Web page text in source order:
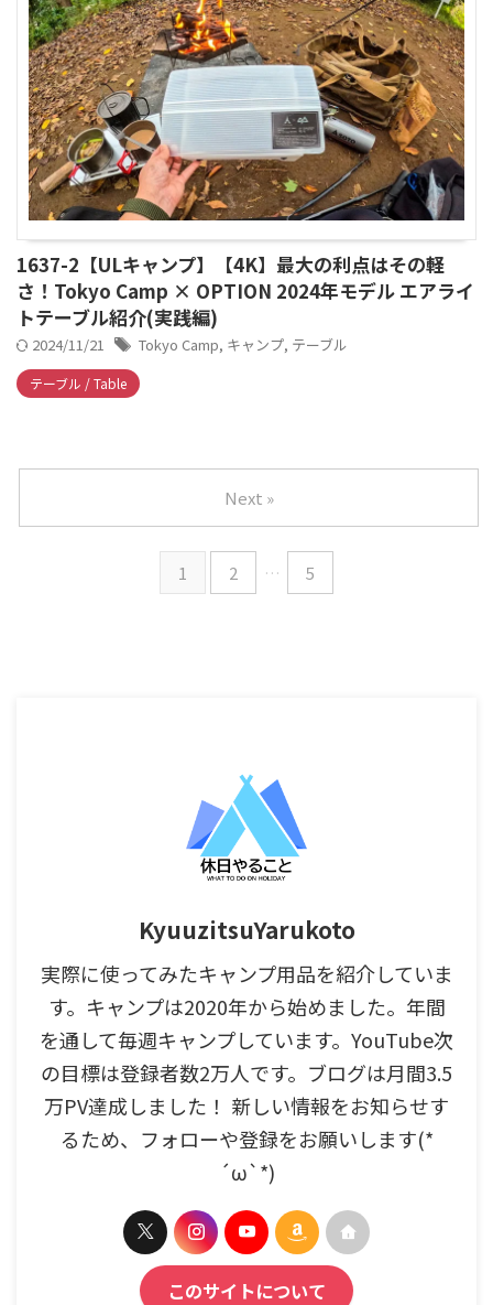
1637-2【ULキャンプ】【4K】最大の利点はその軽
さ！Tokyo Camp × OPTION 2024年モデル エアライ
トテーブル紹介(実践編)
2024/11/21 Tokyo Camp, キャンプ, テーブル
テーブル / Table
1 2 … 5
Next »
KyuuzitsuYarukoto
実際に使ってみたキャンプ用品を紹介していま
す。キャンプは2020年から始めました。年間
を通して毎週キャンプしています。YouTube次
の目標は登録者数2万人です。ブログは月間3.5
万PV達成しました！ 新しい情報をお知らせす
るため、フォローや登録をお願いします(*
´ω`*)
このサイトについて